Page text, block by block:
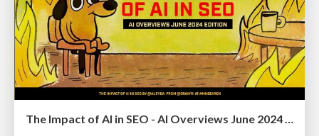
The Impact of AI in SEO - AI Overviews June 2024 Edition